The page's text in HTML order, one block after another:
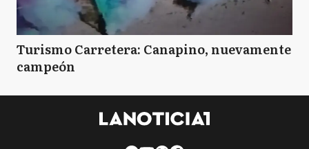
Turismo Carretera: Canapino, nuevamente
campeón